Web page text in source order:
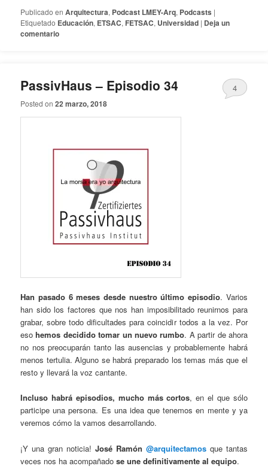
Publicado en Arquitectura, Podcast LMEY-Arq, Podcasts |
Etiquetado Educación, ETSAC, FETSAC, Universidad | Deja un
comentario
PassivHaus – Episodio 34
Posted on22 marzo, 2018
4
Han pasado 6 meses desde nuestro último episodio. Varios
han sido los factores que nos han imposibilitado reunirnos para
grabar, sobre todo dificultades para coincidir todos a la vez. Por
esohemos decidido tomar un nuevo rumbo. A partir de ahora
no nos preocuparán tanto las ausencias y probablemente habrá
menos tertulia. Alguno se habrá preparado los temas más que el
resto y llevará la voz cantante.
Incluso habrá episodios, mucho más cortos, en el que sólo
participe una persona. Es una idea que tenemos en mente y ya
veremos cómo la vamos desarrollando.
¡Y una gran noticia! José Ramón @arquitectamosque tantas
veces nos ha acompañadose une definitivamente al equipo.